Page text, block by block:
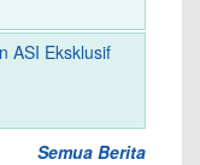
ASI Eksklusif
Semua Berita